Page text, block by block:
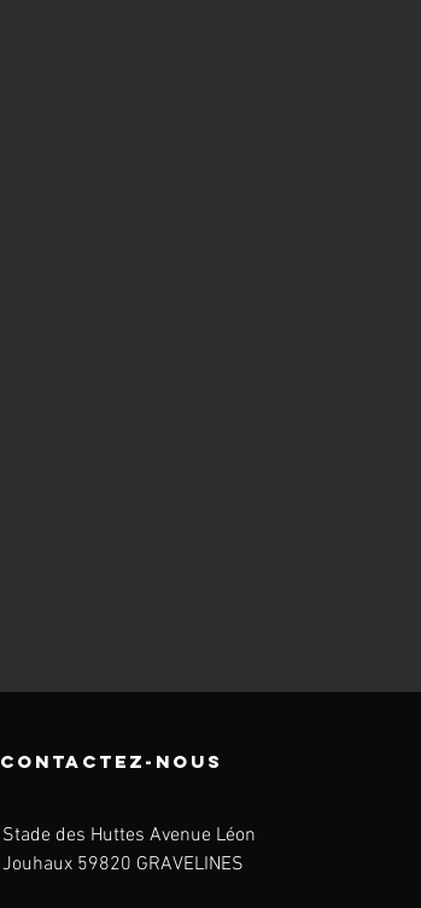
CONtactez-nous
Stade des Huttes Avenue Léon
Jouhaux 59820 GRAVELINES